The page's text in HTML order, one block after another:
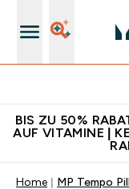
BIS ZU 50%
AUF VITAMINE |
Home MP Tempo